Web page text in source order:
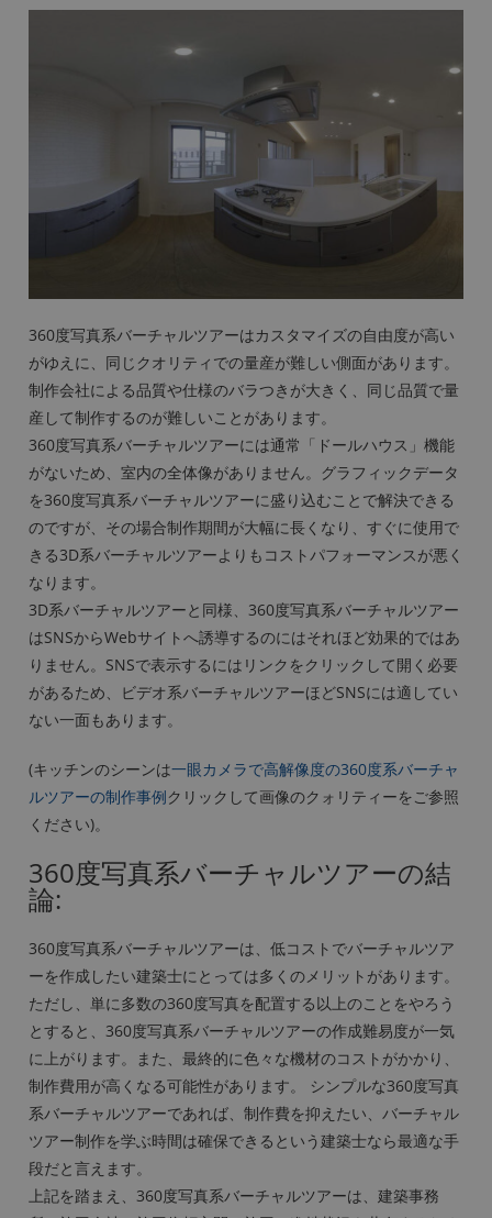
360度写真系バーチャルツアーはカスタマイズの自由度が高い
がゆえに、同じクオリティでの量産が難しい側面があります。
制作会社による品質や仕様のバラつきが大きく、同じ品質で量
産して制作するのが難しいことがあります。
360度写真系バーチャルツアーには通常「ドールハウス」機能
がないため、室内の全体像がありません。グラフィックデータ
を360度写真系バーチャルツアーに盛り込むことで解決できる
のですが、その場合制作期間が大幅に長くなり、すぐに使用で
きる3D系バーチャルツアーよりもコストパフォーマンスが悪く
なります。
3D系バーチャルツアーと同様、360度写真系バーチャルツアー
はSNSからWebサイトへ誘導するのにはそれほど効果的ではあ
りません。SNSで表示するにはリンクをクリックして開く必要
があるため、ビデオ系バーチャルツアーほどSNSには適してい
ない一面もあります。
(キッチンのシーンは一眼カメラで高解像度の360度系バーチャ
ルツアーの制作事例クリックして画像のクォリティーをご参照
ください)。
360度写真系バーチャルツアーの結
論:
360度写真系バーチャルツアーは、低コストでバーチャルツア
ーを作成したい建築士にとっては多くのメリットがあります。
ただし、単に多数の360度写真を配置する以上のことをやろう
とすると、360度写真系バーチャルツアーの作成難易度が一気
に上がります。また、最終的に色々な機材のコストがかかり、
制作費用が高くなる可能性があります。 シンプルな360度写真
系バーチャルツアーであれば、制作費を抑えたい、バーチャル
ツアー制作を学ぶ時間は確保できるという建築士なら最適な手
段だと言えます。
上記を踏まえ、360度写真系バーチャルツアーは、建築事務